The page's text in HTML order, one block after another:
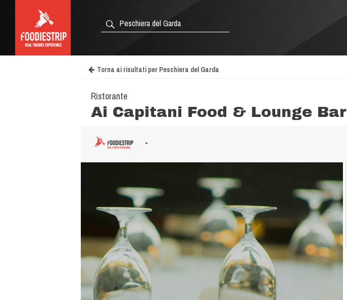
Torna ai risultati per Peschiera del Garda
Ristorante
Ai Capitani Food & Lounge Bar
-